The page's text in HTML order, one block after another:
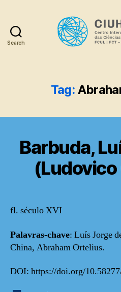
Search
Tag:
Barbuda,
fl. século XVI
Palavras-chave: Luís Jorge
China, Abraham Ortelius.
DOI: https://doi.org/